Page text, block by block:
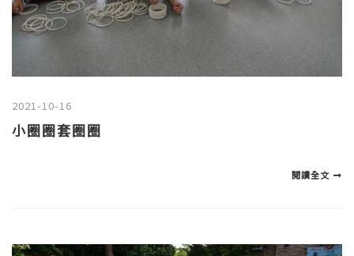
2021-10-16
小圈圈套圈圈
閱讀全文